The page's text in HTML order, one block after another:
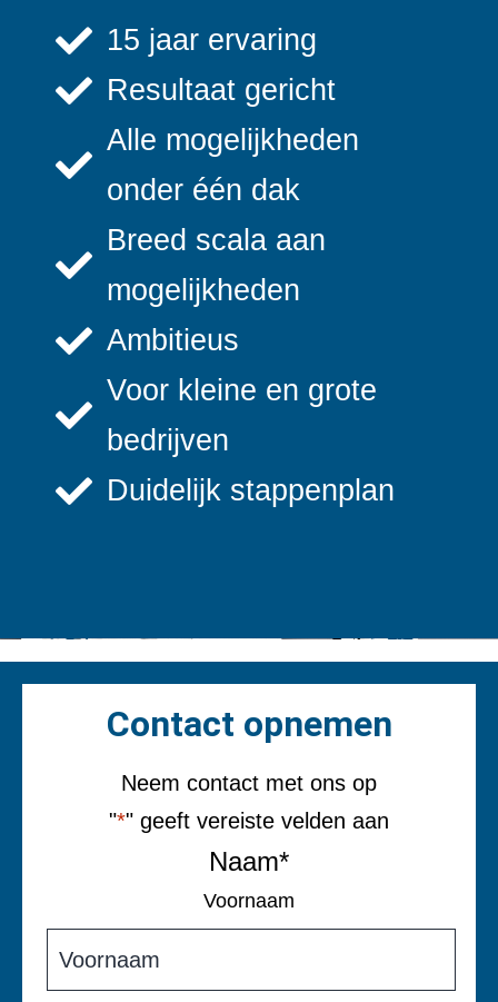
15 jaar ervaring
Resultaat gericht
Alle mogelijkheden
onder één dak
Breed scala aan
mogelijkheden
Ambitieus
Voor kleine en grote
bedrijven
Duidelijk stappenplan
Contact opnemen
Neem contact met ons op
"*" geeft vereiste velden aan
Naam*
Voornaam